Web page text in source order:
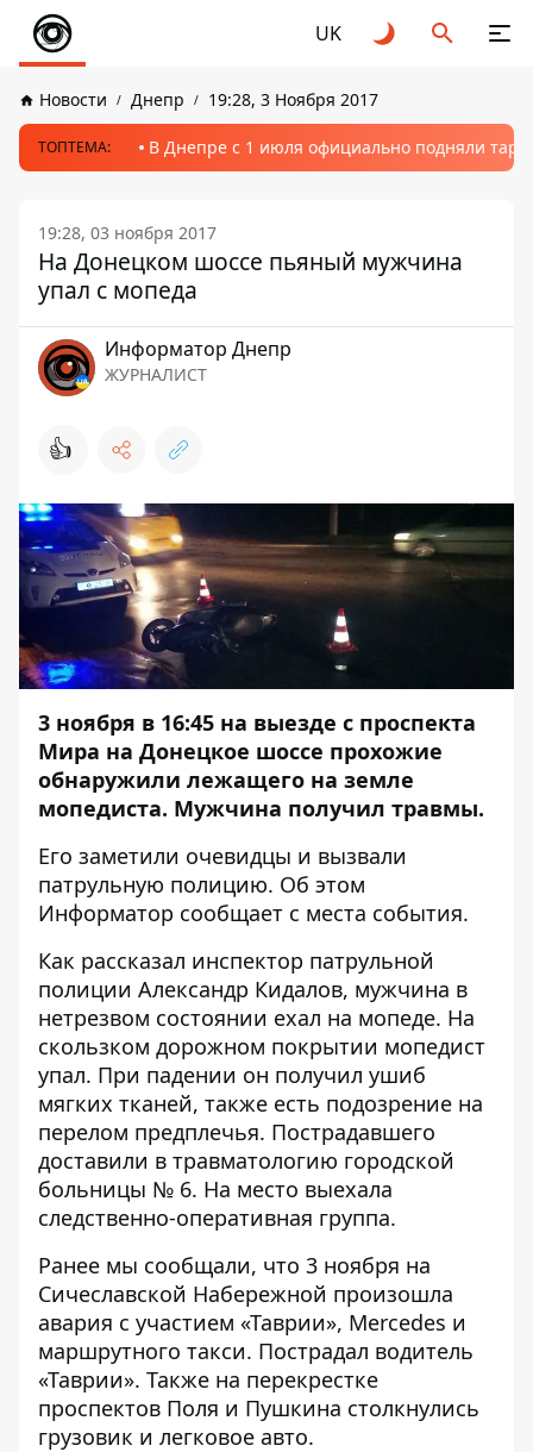
UK
Новости Днепр 19:28, 3 Ноября 2017
ТОПТЕМА: В Днепре с 1 июля официально подняли
19:28, 03 ноября 2017
На Донецком шоссе пьяный мужчина
упал с мопеда
Информатор Днепр
ЖУРНАЛИСТ
👍
3 ноября в 16:45 на выезде с проспекта
Мира на Донецкое шоссе прохожие
обнаружили лежащего на земле
мопедиста. Мужчина получил травмы.
Его заметили очевидцы и вызвали
патрульную полицию. Об этом
Информатор сообщает с места события.
Как рассказал инспектор патрульной
полиции Александр Кидалов, мужчина в
нетрезвом состоянии ехал на мопеде. На
скользком дорожном покрытии мопедист
упал. При падении он получил ушиб
мягких тканей, также есть подозрение на
перелом предплечья. Пострадавшего
доставили в травматологию городской
больницы № 6. На место выехала
следственно-оперативная группа.
Ранее мы сообщали, что 3 ноября на
Сичеславской Набережной произошла
авария с участием «Таврии», Mercedes и
маршрутного такси. Пострадал водитель
«Таврии». Также на перекрестке
проспектов Поля и Пушкина столкнулись
грузовик и легковое авто.